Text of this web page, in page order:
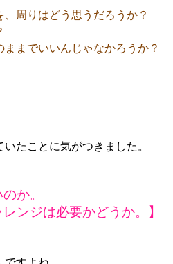
、周りはどう思うだろうか？
ままでいいんじゃなかろうか？
たことに気がつきました。
か。
ンジは必要かどうか。】